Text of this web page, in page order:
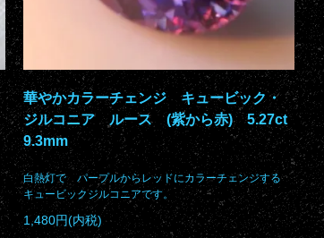
華やかカラーチェンジ キュービック・
ジルコニア ルース (紫から赤) 5.27ct
9.3mm
白熱灯で パープルからレッドにカラーチェンジする
キュービックジルコニアです。
1,480円(内税)